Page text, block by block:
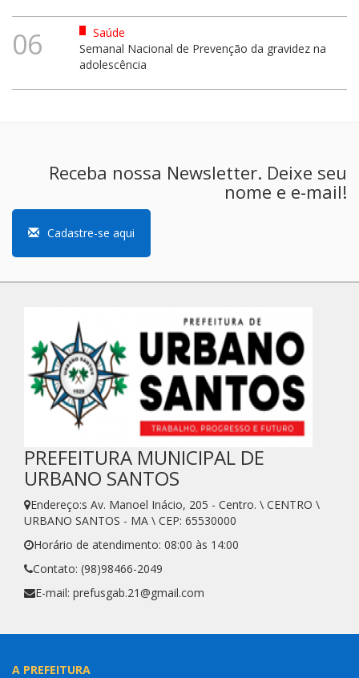
06
Saúde
Semanal Nacional de Prevenção da gravidez na
adolescência
Receba nossa Newsletter. Deixe seu
nome e e-mail!
Cadastre-se aqui
PREFEITURA MUNICIPAL DE
URBANO SANTOS
Endereço:s Av. Manoel Inácio, 205 - Centro. \ CENTRO \
URBANO SANTOS - MA \ CEP: 65530000
Horário de atendimento: 08:00 às 14:00
Contato: (98)98466-2049
E-mail: prefusgab.21@gmail.com
A PREFEITURA